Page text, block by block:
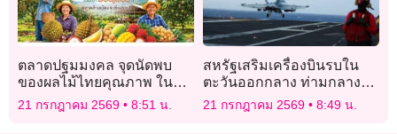
ตลาดปฐมมงคล จุดนัดพบ
ของผลไม้ไทยคุณภาพ ใน
กิจกรรม “Thailand : The
Land of Tropical Fruits
21 กรกฎาคม 2569 8:51 น.
สหรัฐเสริมเครื่องบินรบใน
ตะวันออกกลาง ท่ามกลางศึก
อิหร่านตึงเครียด
21 กรกฎาคม 2569 8:49 น.